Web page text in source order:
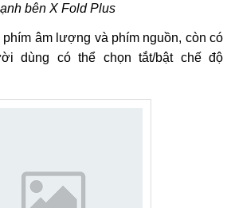
bên X Fold Plus
âm lượng và phím nguồn, còn có
dùng có thể chọn tắt/bật chế độ